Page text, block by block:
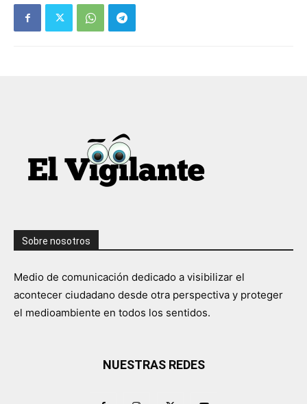
Sobre nosotros
Medio de comunicación dedicado a visibilizar el
acontecer ciudadano desde otra perspectiva y proteger
el medioambiente en todos los sentidos.
NUESTRAS REDES